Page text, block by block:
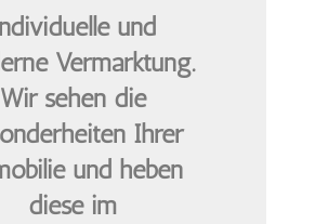
und
Vermarktung.
Wir sehen die
Ihrer
und heben
diese im